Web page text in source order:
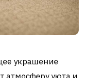
украшение